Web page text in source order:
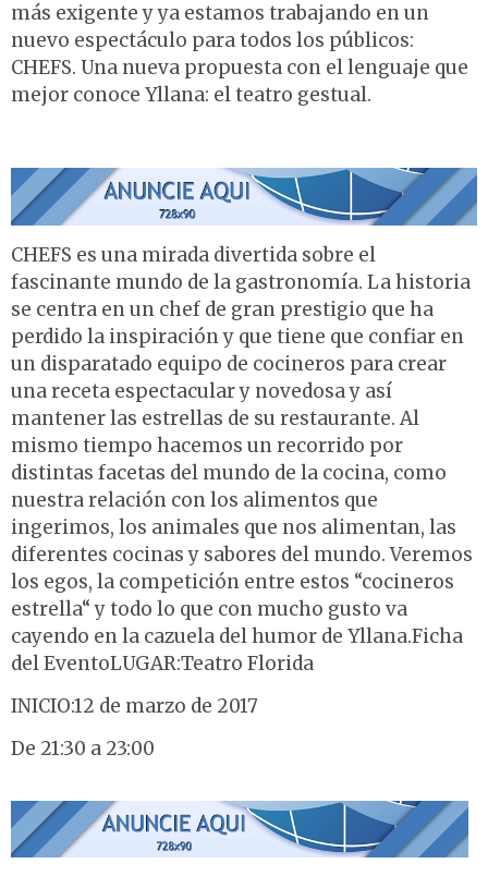
más exigente y ya estamos trabajando en un
nuevo espectáculo para todos los públicos:
CHEFS. Una nueva propuesta con el lenguaje que
mejor conoce Yllana: el teatro gestual.
CHEFS es una mirada divertida sobre el
fascinante mundo de la gastronomía. La historia
se centra en un chef de gran prestigio que ha
perdido la inspiración y que tiene que confiar en
un disparatado equipo de cocineros para crear
una receta espectacular y novedosa y así
mantener las estrellas de su restaurante. Al
mismo tiempo hacemos un recorrido por
distintas facetas del mundo de la cocina, como
nuestra relación con los alimentos que
ingerimos, los animales que nos alimentan, las
diferentes cocinas y sabores del mundo. Veremos
los egos, la competición entre estos “cocineros
estrella“ y todo lo que con mucho gusto va
cayendo en la cazuela del humor de Yllana.Ficha
del EventoLUGAR:Teatro Florida
INICIO:12 de marzo de 2017
De 21:30 a 23:00